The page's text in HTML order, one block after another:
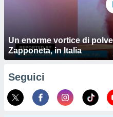
Un enorme vortice di
Zapponeta, in Italia
Seguici